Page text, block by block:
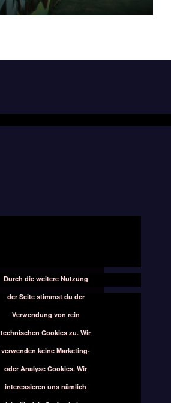
Durch die weitere Nutzung
der Seite stimmst du der
Verwendung von rein
technischen Cookies zu. Wir
verwenden keine Marketing-
oder Analyse Cookies. Wir
interessieren uns nämlich